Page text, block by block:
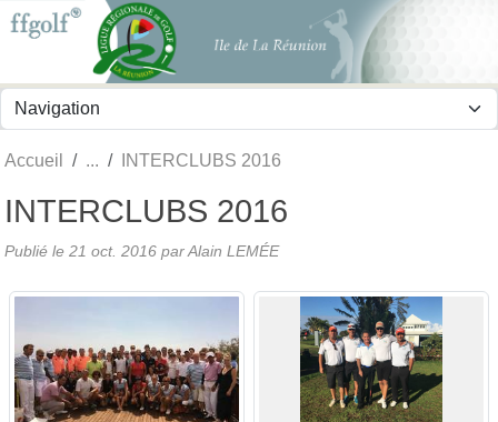
Accueil INTERCLUBS 2016
INTERCLUBS 2016
Publié le 21 oct. 2016 parAlain LEMÉE
Panneau de gestion des cookies